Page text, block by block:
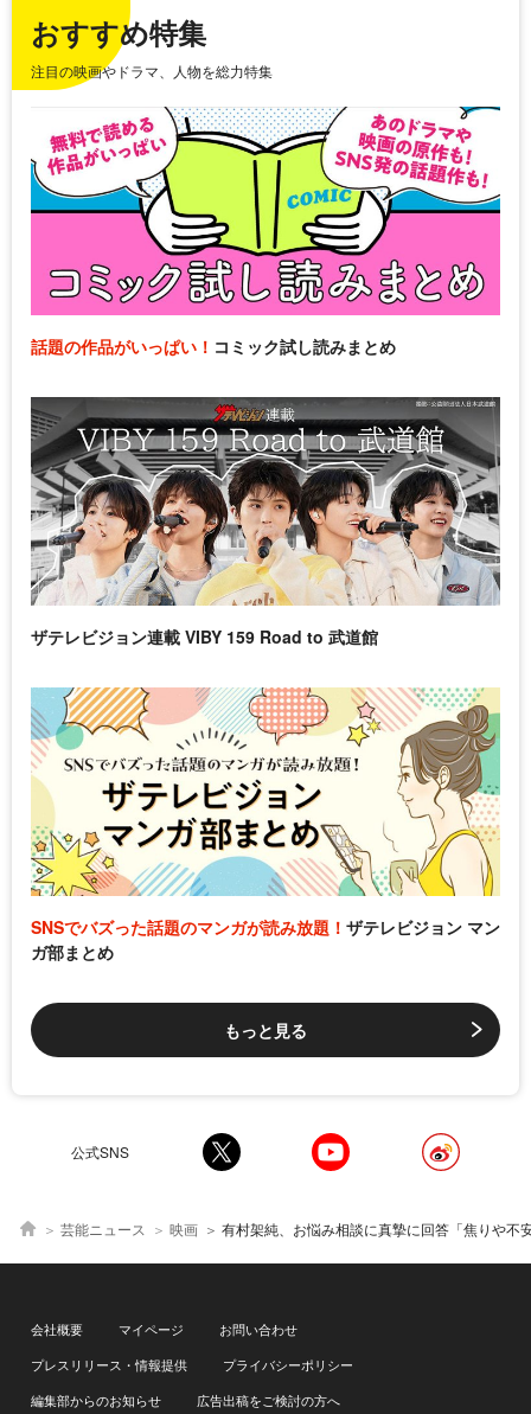
おすすめ特集
注目の映画やドラマ、人物を総力特集
話題の作品がいっぱい！ コミック試し読みまとめ
ザテレビジョン連載 VIBY 159 Road to 武道館
SNSでバズった話題のマンガが読み放題！ ザテレビジョン マン
ガ部まとめ
もっと見る
公式SNS
芸能ニュース 映画 有村架純、お悩み相談に真摯に回答「焦りや不安があるということは、今自分自身としっかり向き合えている
会社概要 マイページ
お問い合わせ
プレスリリース・情報提供
プライバシーポリシー
編集部からのお知らせ
広告出稿をご検討の方へ